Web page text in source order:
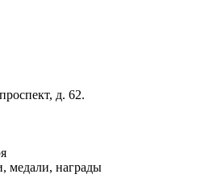
д. 62.
медали, награды